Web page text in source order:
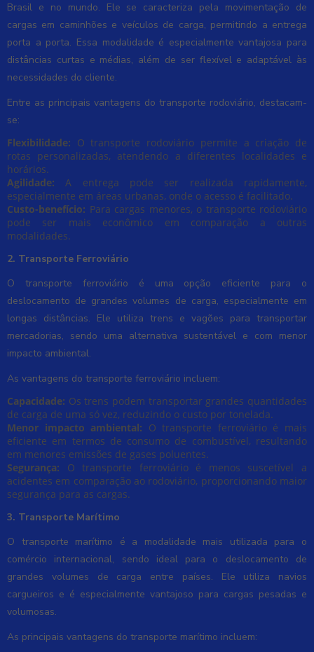
Brasil e no mundo. Ele se caracteriza pela movimentação de
cargas em caminhões e veículos de carga, permitindo a entrega
porta a porta. Essa modalidade é especialmente vantajosa para
distâncias curtas e médias, além de ser flexível e adaptável às
necessidades do cliente.
Entre as principais vantagens do transporte rodoviário, destacam-
se:
Flexibilidade: O transporte rodoviário permite a criação de
rotas personalizadas, atendendo a diferentes localidades e
horários.
Agilidade: A entrega pode ser realizada rapidamente,
especialmente em áreas urbanas, onde o acesso é facilitado.
Custo-benefício: Para cargas menores, o transporte rodoviário
pode ser mais econômico em comparação a outras
modalidades.
2. Transporte Ferroviário
O transporte ferroviário é uma opção eficiente para o
deslocamento de grandes volumes de carga, especialmente em
longas distâncias. Ele utiliza trens e vagões para transportar
mercadorias, sendo uma alternativa sustentável e com menor
impacto ambiental.
As vantagens do transporte ferroviário incluem:
Capacidade: Os trens podem transportar grandes quantidades
de carga de uma só vez, reduzindo o custo por tonelada.
Menor impacto ambiental: O transporte ferroviário é mais
eficiente em termos de consumo de combustível, resultando
em menores emissões de gases poluentes.
Segurança: O transporte ferroviário é menos suscetível a
acidentes em comparação ao rodoviário, proporcionando maior
segurança para as cargas.
3. Transporte Marítimo
O transporte marítimo é a modalidade mais utilizada para o
comércio internacional, sendo ideal para o deslocamento de
grandes volumes de carga entre países. Ele utiliza navios
cargueiros e é especialmente vantajoso para cargas pesadas e
volumosas.
As principais vantagens do transporte marítimo incluem: